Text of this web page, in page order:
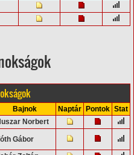
Bajnok Naptár Pontok Stat
Norbert
Gábor